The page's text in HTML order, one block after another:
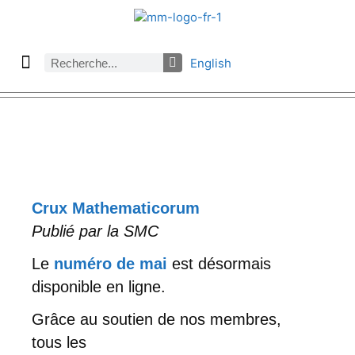
English
Crux Mathematicorum
Publié par la SMC
Le numéro de mai est désormais
disponible en ligne.
Grâce au soutien de nos membres,
tous les